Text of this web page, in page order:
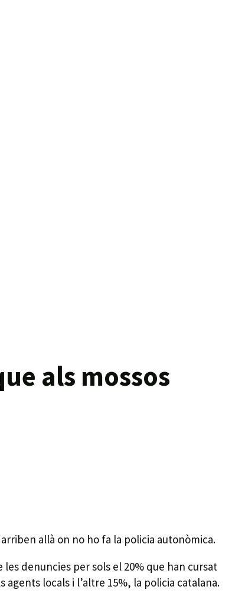
als mossos
allà on no ho fa la policia autonòmica.
denuncies per sols el 20% que han cursat
agents locals i l’altre 15%, la policia catalana.